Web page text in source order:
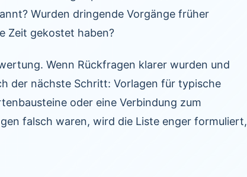
Wurden dringende Vorgänge früher
Zeit gekostet haben?
Wenn Rückfragen klarer wurden und
der nächste Schritt: Vorlagen für typische
oder eine Verbindung zum
falsch waren, wird die Liste enger formuliert,